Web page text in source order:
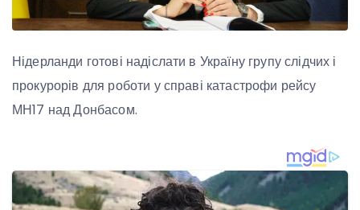
Нідерланди готові надіслати в Україну групу слідчих і
прокурорів для роботи у справі катастрофи рейсу
МН17 над Донбасом.